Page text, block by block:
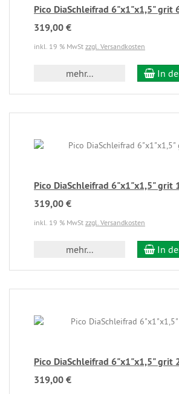
Pico DiaSchleifrad 6"x1"x1,5" grit
319,00 €
inkl. 19 % MwSt zzgl. Versandkosten
mehr... In
Pico DiaSchleifrad 6"x1"x1,5" grit
319,00 €
inkl. 19 % MwSt zzgl. Versandkosten
mehr... In
Pico DiaSchleifrad 6"x1"x1,5" grit
319,00 €